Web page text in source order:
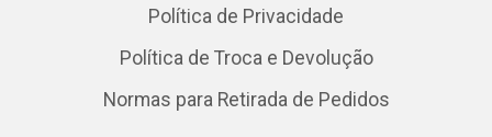
Política de Privacidade
Política de Troca e Devolução
Normas para Retirada de Pedidos